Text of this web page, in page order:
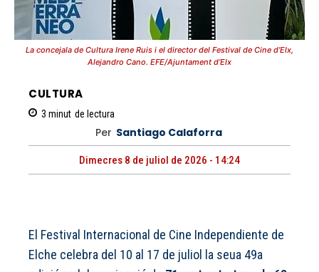
La concejala de Cultura Irene Ruis i el director del Festival de Cine d’Elx,
Alejandro Cano. EFE/Ajuntament d’Elx
CULTURA
3 minut de lectura
Per Santiago Calaforra
Dimecres 8 de juliol de 2026 - 14:24
El Festival Internacional de Cine Independiente de
Elche celebra del 10 al 17 de juliol la seua 49a